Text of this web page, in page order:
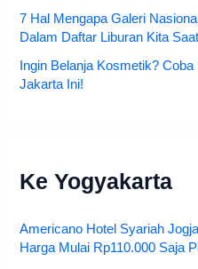
7 Hal Mengapa Galeri
Dalam Daftar Liburan Kita
Ingin Belanja Kosmetik?
Jakarta Ini!
Ke Yogyakarta
Americano Hotel Syariah
Harga Mulai Rp110.000 Saja